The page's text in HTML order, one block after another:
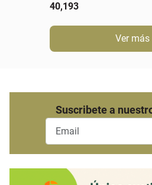
40,193
Ver más
Suscribete a